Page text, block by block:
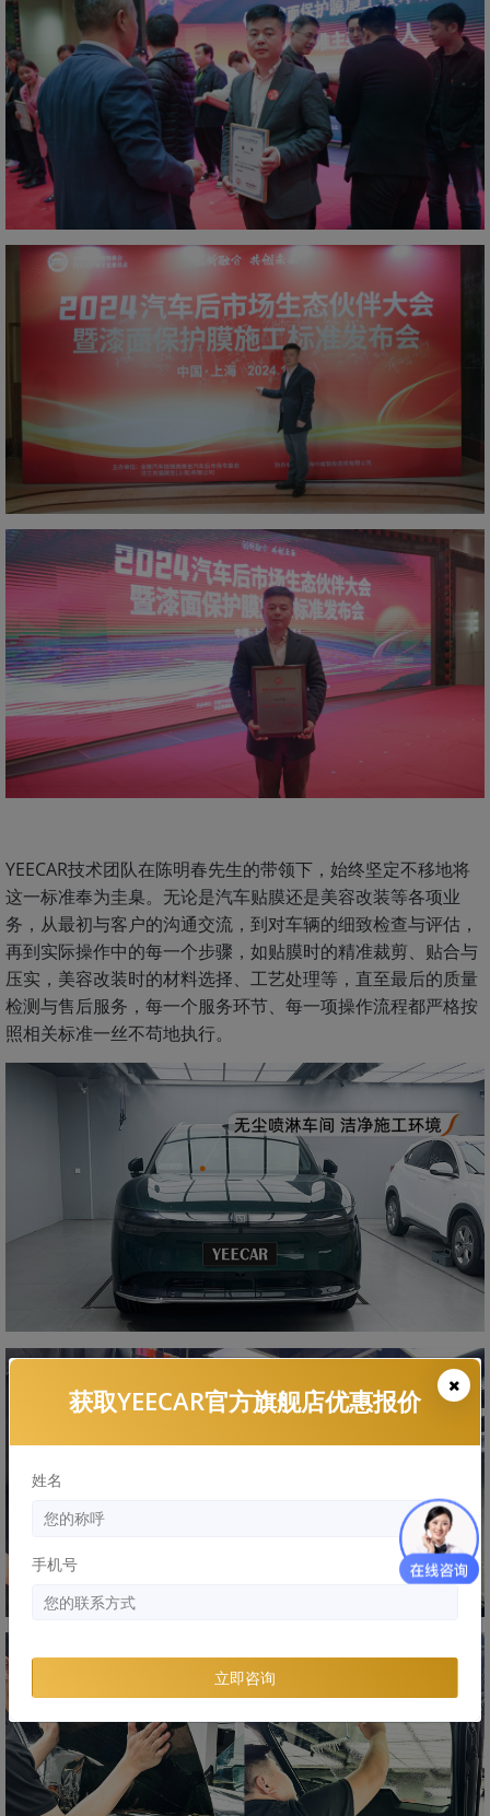
YEECAR技术团队在陈明春先生的带领下，始终坚定不移地将
这一标准奉为圭臬。无论是汽车贴膜还是美容改装等各项业
务，从最初与客户的沟通交流，到对车辆的细致检查与评估，
再到实际操作中的每一个步骤，如贴膜时的精准裁剪、贴合与
压实，美容改装时的材料选择、工艺处理等，直至最后的质量
检测与售后服务，每一个服务环节、每一项操作流程都严格按
照相关标准一丝不苟地执行。
获取YEECAR官方旗舰店优惠报价
姓名
手机号
立即咨询